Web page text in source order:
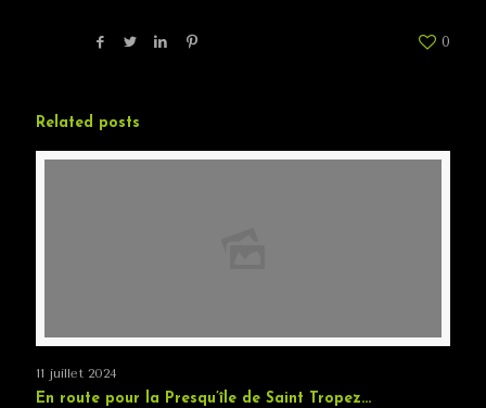
0
Related posts
11 juillet 2024
En route pour la Presqu’île de Saint Tropez…